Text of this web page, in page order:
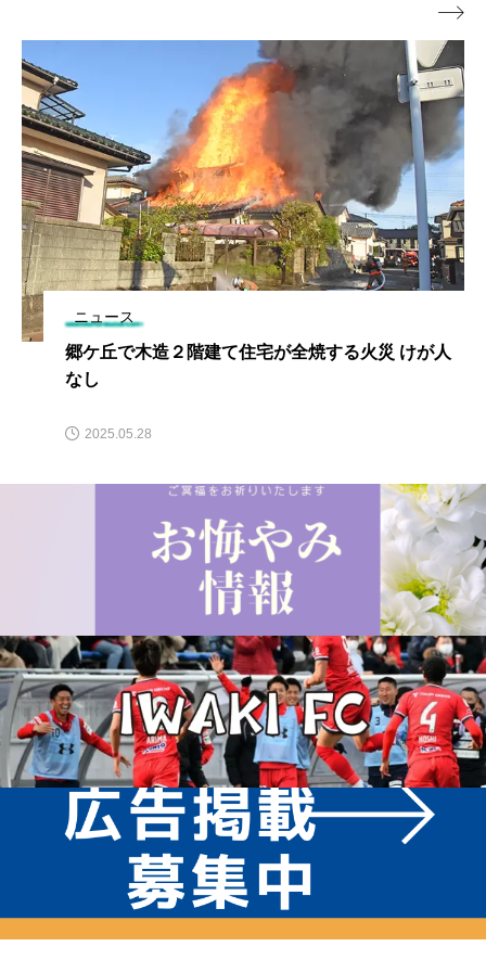
ニュース
郷ケ丘で木造２階建て住宅が全焼する火災 けが人
なし
2025.05.28
